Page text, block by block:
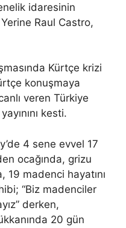
idaresinin
Raul Castro,
Kürtçe krizi
konuşmaya
veren Türkiye
kesti.
4 sene evvel 17
ocağında, grizu
19 madenci hayatını
“Biz madenciler
derken,
20 gün